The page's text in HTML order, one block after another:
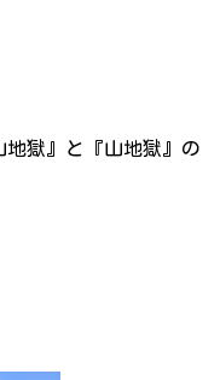
獄』と『山地獄』の